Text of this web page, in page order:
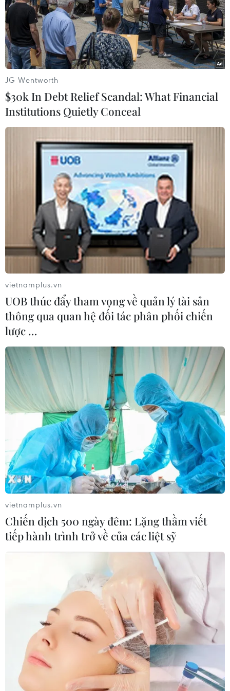
Quyền Tổng thống Hàn Quốc cam kết
“liên lạc đầy đủ” với Quốc hội
Quyền Tổng thống kiêm Thủ tướng Hàn Quốc Hwang
Kyo-ahn đã cam kết đảm bảo “liên lạc đầy đủ” với
Quốc hội, nhằm xoa dịu sự lo ngại của các đảng đối
lập rằng ông đang có những hành động tự quyết.
Quyền Tổng thống Hàn Quốc thăm Bộ Chỉ
huy các lực lượng Hàn-Mỹ
16/12/2016 10:15
Quyền Tổng thống Hàn Quốc Hwang Kyo-ahn đã đến
thăm Bộ Chỉ huy các lực lượng hỗn hợp Hàn-Mỹ tại thủ
đô Seoul, một động thái được cho là để khẳng định vai
trò tổng tư lệnh của ông.
Hàn Quốc: Biểu tình phản đối Tổng thống
bước sang tuần thứ 8
JG Wentworth
$30k In Debt Relief Scandal: What Financial
Institutions Quietly Conceal
vietnamplus.vn
UOB thúc đẩy tham vọng về quản lý tài sản
thông qua quan hệ đối tác phân phối chiến
lược …
vietnamplus.vn
Chiến dịch 500 ngày đêm: Lặng thầm viết
tiếp hành trình trở về của các liệt sỹ